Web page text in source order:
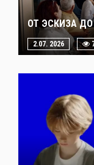
ОТ ЭСКИЗА
2.07. 2026